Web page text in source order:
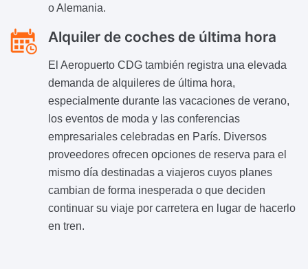
o Alemania.
Alquiler de coches de última hora
El Aeropuerto CDG también registra una elevada
demanda de alquileres de última hora,
especialmente durante las vacaciones de verano,
los eventos de moda y las conferencias
empresariales celebradas en París. Diversos
proveedores ofrecen opciones de reserva para el
mismo día destinadas a viajeros cuyos planes
cambian de forma inesperada o que deciden
continuar su viaje por carretera en lugar de hacerlo
en tren.